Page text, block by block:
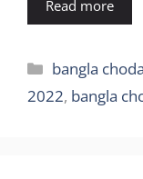
Read more
Categories
bangla
2022, bangla